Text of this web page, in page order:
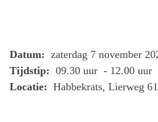
Datum: zaterdag 7 november
Tijdstip: 09.30 uur - 12.00 uur
Locatie: Habbekrats, Lierweg 61